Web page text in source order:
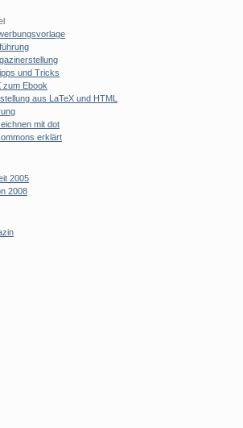
und Tricks
zum Ebook
aus LaTeX und HTML
mit dot
erklärt
2005
2008